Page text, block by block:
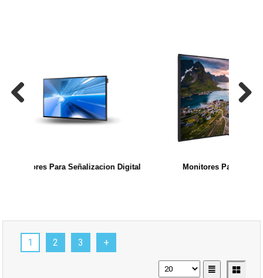
Digital Monitores Para Exterior
Previous
1 2 3 +